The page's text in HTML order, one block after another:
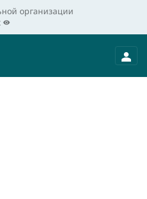
организации